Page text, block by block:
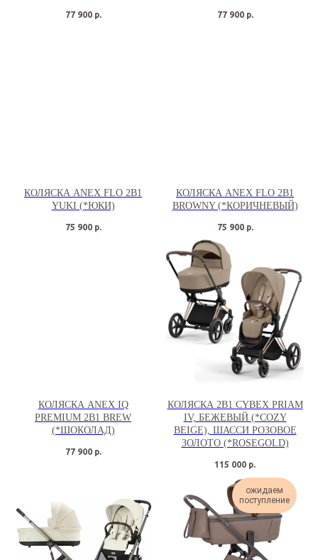
77 900 р. 77 900 р.
КОЛЯСКА ANEX FLO 2В1
YUKI (*ЮКИ)
75 900 р.
КОЛЯСКА ANEX FLO 2В1
BROWNY (*КОРИЧНЕВЫЙ)
75 900 р.
КОЛЯСКА ANEX IQ
PREMIUM 2В1 BREW
(*ШОКОЛАД)
77 900 р.
КОЛЯСКА 2В1 CYBEX PRIAM
IV, БЕЖЕВЫЙ (*COZY
BEIGE), ШАССИ РОЗОВОЕ
ЗОЛОТО (*ROSEGOLD)
115 000 р.
ожидаем
поступление